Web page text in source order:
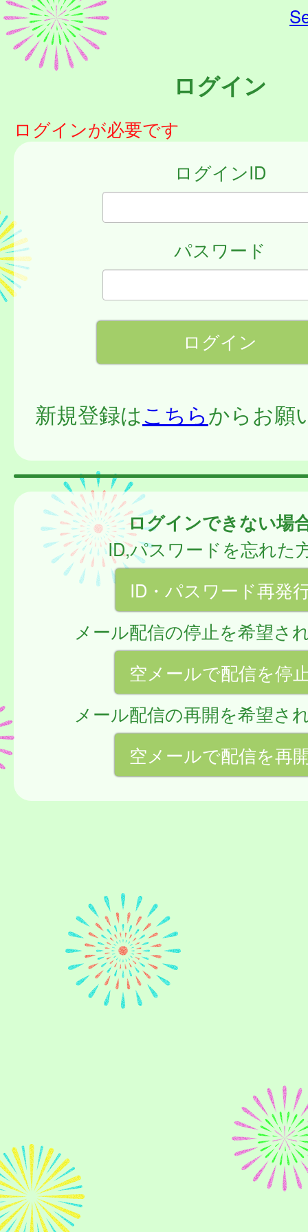
ログイン
ログインが必要です
ログインID
パスワード
新規登録はこちらからお願
ログインできない場
ID,パスワードを忘れた
ID・パスワード再発
メール配信の停止を希望さ
空メールで配信を停
メール配信の再開を希望さ
空メールで配信を再